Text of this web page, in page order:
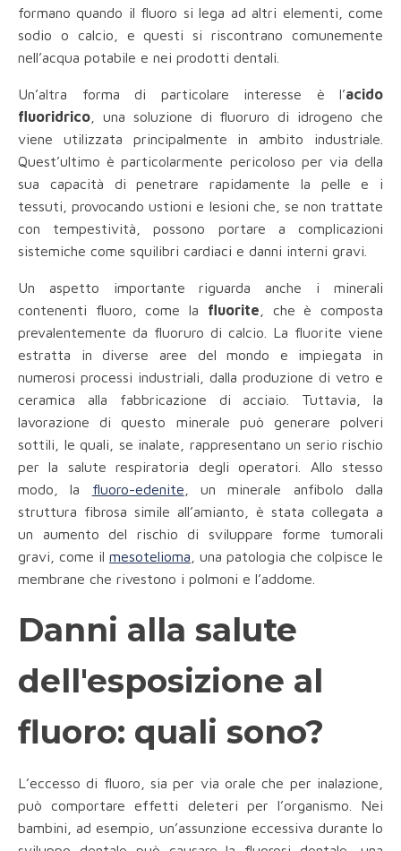
formano quando il fluoro si lega ad altri elementi, come
sodio o calcio, e questi si riscontrano comunemente
nell’acqua potabile e nei prodotti dentali.
Un’altra forma di particolare interesse è l’acido
fluoridrico , una soluzione di fluoruro di idrogeno che
viene utilizzata principalmente in ambito industriale.
Quest’ultimo è particolarmente pericoloso per via della
sua capacità di penetrare rapidamente la pelle e i
tessuti, provocando ustioni e lesioni che, se non trattate
con tempestività, possono portare a complicazioni
sistemiche come squilibri cardiaci e danni interni gravi.
Un aspetto importante riguarda anche i minerali
contenenti fluoro, come la fluorite , che è composta
prevalentemente da fluoruro di calcio. La fluorite viene
estratta in diverse aree del mondo e impiegata in
numerosi processi industriali, dalla produzione di vetro e
ceramica alla fabbricazione di acciaio. Tuttavia, la
lavorazione di questo minerale può generare polveri
sottili, le quali, se inalate, rappresentano un serio rischio
per la salute respiratoria degli operatori. Allo stesso
modo, la fluoro-edenite , un minerale anfibolo dalla
struttura fibrosa simile all’amianto, è stata collegata a
un aumento del rischio di sviluppare forme tumorali
gravi, come il mesotelioma , una patologia che colpisce le
membrane che rivestono i polmoni e l’addome.
Danni alla salute
dell'esposizione al
fluoro: quali sono?
L’eccesso di fluoro, sia per via orale che per inalazione,
può comportare effetti deleteri per l’organismo. Nei
bambini, ad esempio, un’assunzione eccessiva durante lo